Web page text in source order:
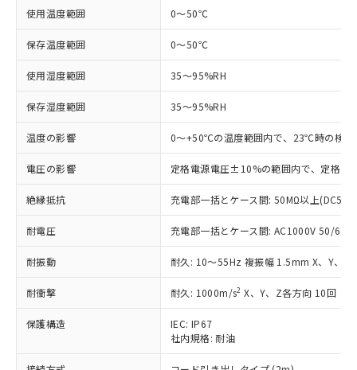
使用温度範囲 0～50℃
保存温度範囲 0～50℃
使用湿度範囲 35～95%RH
保存湿度範囲 35～95%RH
温度の影響 0～+50℃の温度範囲内で、23℃時の検
電圧の影響 定格電源電圧±10%の範囲内で、定格電
絶縁抵抗 充電部一括とケース間: 50MΩ以上
耐電圧 充電部一括とケース間: AC1000V 50/
耐振動 耐久: 10～55Hz 複振幅 1.5mm X、Y、Z
耐衝撃 耐久: 1000m/s2 X、Y、Z各方向 10回
保護構造
IEC: IP67
社内規格: 耐油
ご利用条件
以下の条件をお読みいただき、同意のうえ
ご利用ください。
本サービスは、当社制御機器事業取扱
商品の当社在庫状況および標準価格
(税抜)を提供させていただくもので
当社制御機器事業取扱商品の中には、
本サービスの対象外となる商品もある
ことをご了承ください。
在庫状況および標準価格照会結果は、
記載している更新日時点での社内デー
タに基づき作成されるものであり、閲
覧された時点での実際の在庫および標
準価格とは異なる場合があることをご
対応済み：EU RoHS指令（10物質）の
非含有に対応した製品が提供可能な商品で
す。
対応予定：EU RoHS指令（10物質）の非含
有に対応した製品に切り替える予定のある
対応予定なし：EU RoHS指令（10物質）の
非含有に非対応の商品で、対応品を出す予
定はありません。
調査・確認中：EU RoHS指令（10物質）の
非含有の対応状況を調査中または確認中の
商品です。
害物質有無と関係のない商品です。
仕入先様の事情により、非含有部品として
いたものが、含有品と判明した場合などや
むを得ず変更することがあります。
*EU RoHS指令（10物質）：
鉛(Pb) 1000ppm以下、 水銀(Hg) 1000ppm以下、 カド
ミウム(Cd) 100ppm以下、
六価クロム(Cr(Ⅵ)) 1000ppm以下、ポリ臭化ビフェニル
類(PBB) 1000ppm以下、ポリ臭化ジフェニルエーテル類
※1 中国RoHS○×表
「○」：最大均質材料含有率が中国RoHSの
基準値以下であることを示します。
基準値を超えていることを示します。
「－」：未確認です。当社販売部門へお問
*中国RoHS10物質の基準値 (GB/T26572)：
Pb(鉛) :1000ppm、 Hg(水銀) : 1000ppm、 Cd(カドミウ
当社は、これら貴社製品のうち、外国
為替および外国貿易法に定める商品
（以下｢規制貨物等」という）を輸出
または国外への提供する場合は、日本
国政府の輸出許可(または役務取引許
可)を取得するなどの必要な手続きを